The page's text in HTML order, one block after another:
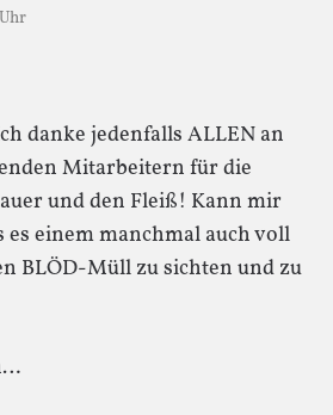
danke jedenfalls ALLEN an
Mitarbeitern für die
und den Fleiß! Kann mir
es einem manchmal auch voll
BLÖD-Müll zu sichten und zu